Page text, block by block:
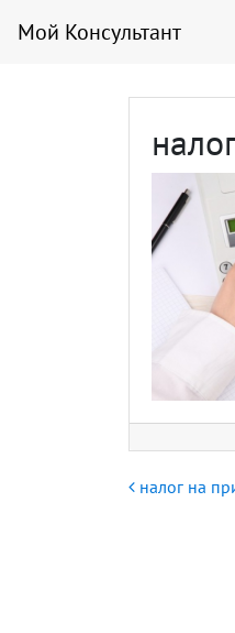
Мой Консультант
налог на